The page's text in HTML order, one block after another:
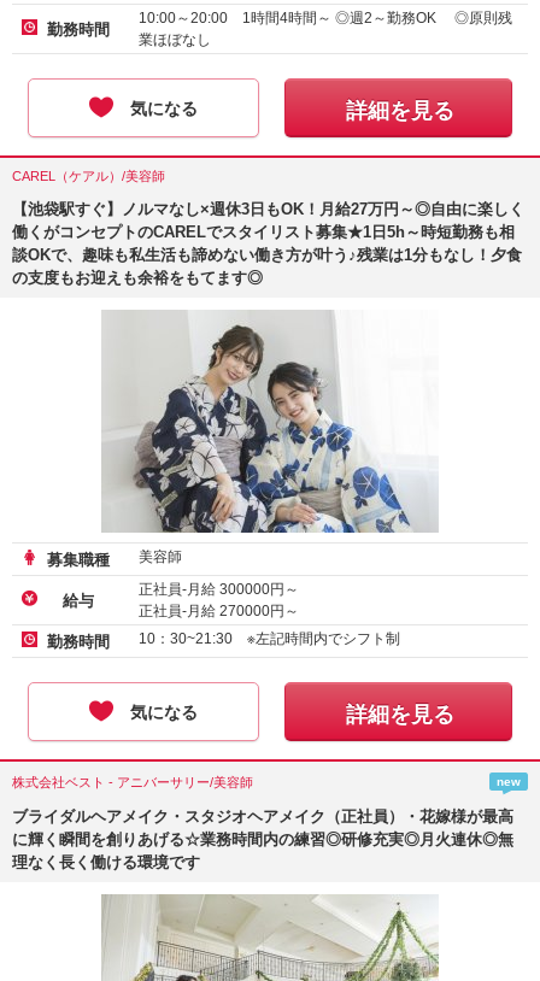
勤務時間
10:00～20:00 1時間4時間～ ◎週2～勤務OK ◎原則残
業ほぼなし
気になる 詳細を見る
CAREL（ケアル）/美容師
【池袋駅すぐ】ノルマなし×週休3日もOK！月給27万円～◎自由に楽しく
働くがコンセプトのCARELでスタイリスト募集★1日5h～時短勤務も相
談OKで、趣味も私生活も諦めない働き方が叶う♪残業は1分もなし！夕食
の支度もお迎えも余裕をもてます◎
募集職種 美容師
給与
正社員-月給 300000円～
正社員-月給 270000円～
アルバイト・パート-時給1500円～
勤務時間 10：30~21:30 ※左記時間内でシフト制
気になる 詳細を見る
株式会社ベスト - アニバーサリー/美容師 new
ブライダルヘアメイク・スタジオヘアメイク（正社員）・花嫁様が最高
に輝く瞬間を創りあげる☆業務時間内の練習◎研修充実◎月火連休◎無
理なく長く働ける環境です